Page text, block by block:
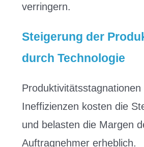
verringern.
Steigerung der
durch Technologie
Produktivitätsstagnationen
Ineffizienzen kosten die
und belasten die Margen
Auftragnehmer erheblich.